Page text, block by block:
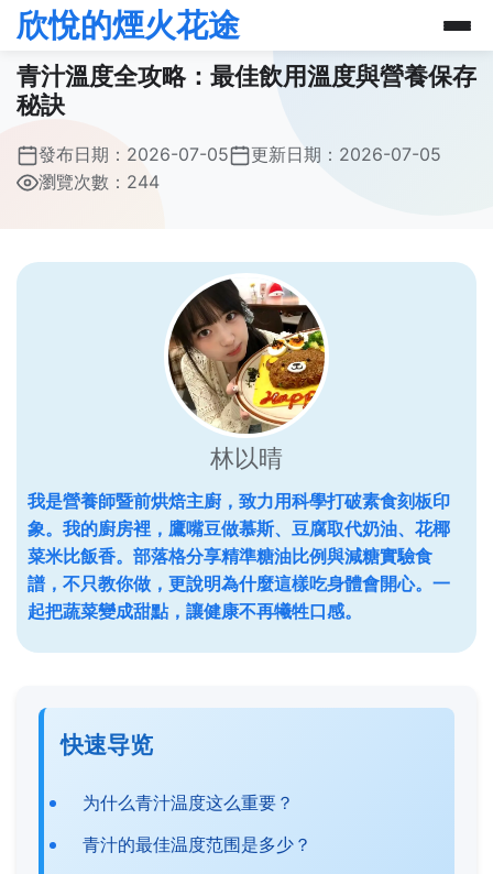
欣悅的煙火花途
青汁溫度全攻略：最佳飲用溫度與營養保存
秘訣
發布日期： 2026-07-05 更新日期： 2026-07-05
瀏覽次數：244
林以晴
我是營養師暨前烘焙主廚，致力用科學打破素食刻板印
象。我的廚房裡，鷹嘴豆做慕斯、豆腐取代奶油、花椰
菜米比飯香。部落格分享精準糖油比例與減糖實驗食
譜，不只教你做，更說明為什麼這樣吃身體會開心。一
起把蔬菜變成甜點，讓健康不再犧牲口感。
快速导览
为什么青汁温度这么重要？
青汁的最佳温度范围是多少？